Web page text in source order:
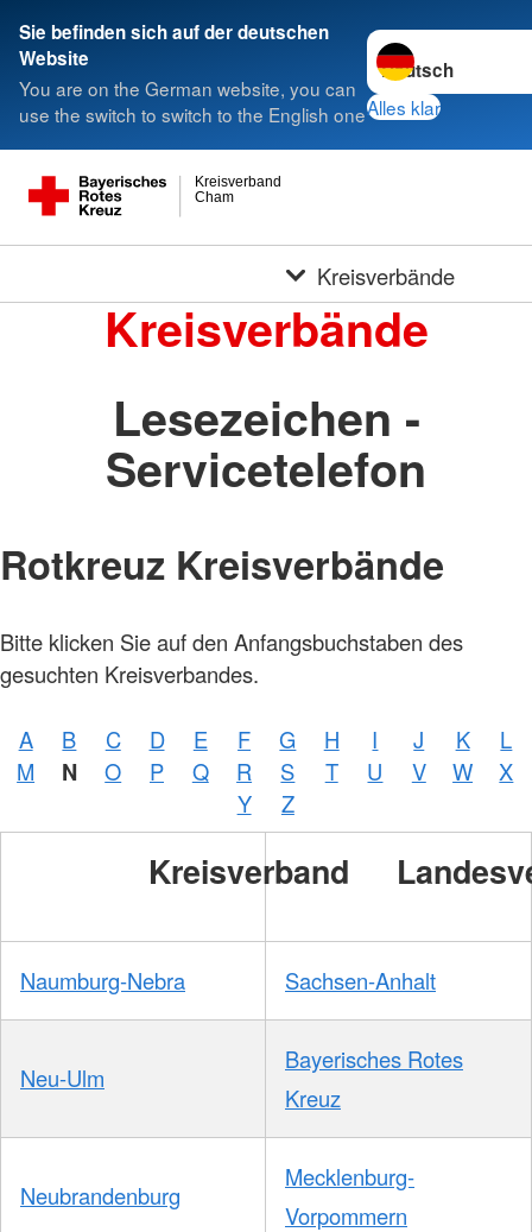
Sie befinden sich auf der deutschen
Website
You are on the German website, you can
use the switch to switch to the English one
Sprache wechseln
Alles klar
Cham
Kreisverband
Kreisverbände
Kreisverbände
Lesezeichen -
Servicetelefon
Rotkreuz Kreisverbände
Bitte klicken Sie auf den Anfangsbuchstaben des
gesuchten Kreisverbandes.
A B C D E F G H I J K
L
M
N O P Q R S T U V W
X
Y
Z
Kreisverband
Naumburg-Nebra Sachsen-Anhalt
Neu-Ulm
Bayerisches Rotes
Kreuz
Neubrandenburg
Mecklenburg-
Vorpommern